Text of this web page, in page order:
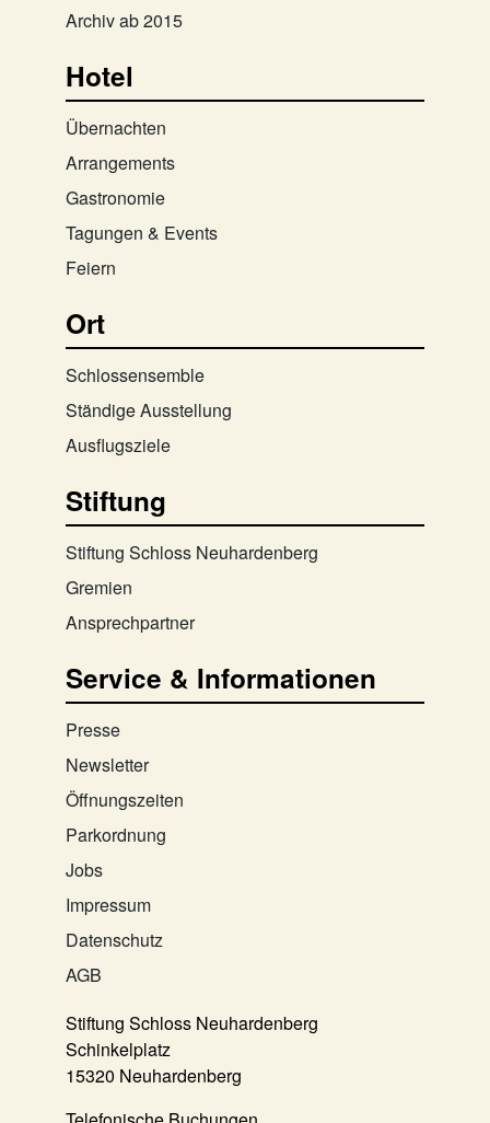
Archiv ab 2015
Hotel
Übernachten
Arrangements
Gastronomie
Tagungen & Events
Feiern
Ort
Schlossensemble
Ständige Ausstellung
Ausflugsziele
Stiftung
Stiftung Schloss Neuhardenberg
Gremien
Ansprechpartner
Service & Informationen
Presse
Newsletter
Öffnungszeiten
Parkordnung
Jobs
Impressum
Datenschutz
AGB
Stiftung Schloss Neuhardenberg
Schinkelplatz
15320 Neuhardenberg